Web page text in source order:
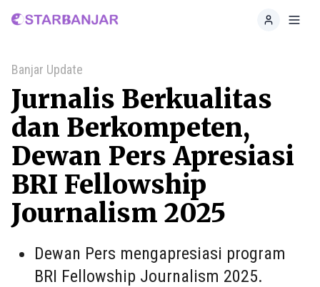
Home
Banjar Update
Jurnalis Berkualitas
dan Berkompeten,
Dewan Pers Apresiasi
BRI Fellowship
Journalism 2025
Dewan Pers mengapresiasi program
BRI Fellowship Journalism 2025.